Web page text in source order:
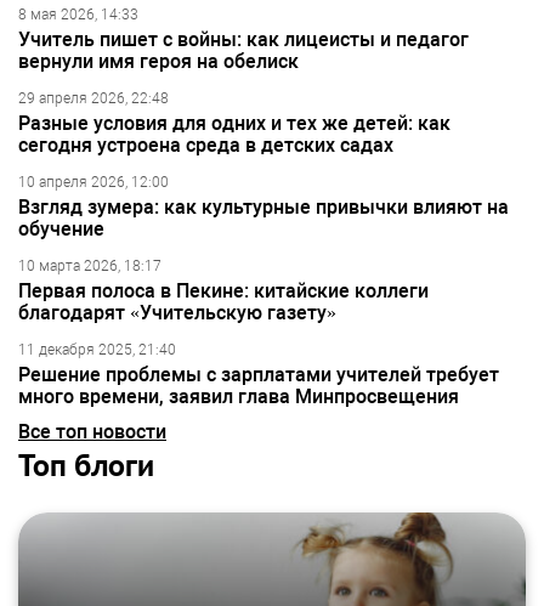
8 мая 2026, 14:33
Учитель пишет с войны: как лицеисты и педагог
вернули имя героя на обелиск
29 апреля 2026, 22:48
Разные условия для одних и тех же детей: как
сегодня устроена среда в детских садах
10 апреля 2026, 12:00
Взгляд зумера: как культурные привычки влияют на
обучение
10 марта 2026, 18:17
Первая полоса в Пекине: китайские коллеги
благодарят «Учительскую газету»
11 декабря 2025, 21:40
Решение проблемы с зарплатами учителей требует
много времени, заявил глава Минпросвещения
Все топ новости
Топ блоги